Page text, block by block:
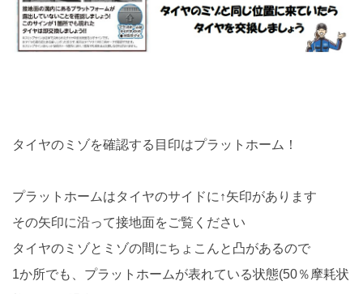
タイヤのミゾを確認する目印はプラットホーム！
プラットホームはタイヤのサイドに↑矢印があります
その矢印に沿って接地面をご覧ください
タイヤのミゾとミゾの間にちょこんと凸があるので
1か所でも、プラットホームが表れている状態(50％摩耗状